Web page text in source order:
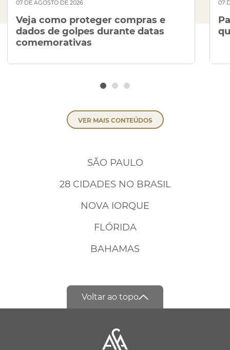
07 DE AGOSTO DE 2026
Veja como proteger compras e
dados de golpes durante datas
comemorativas
07
VER MAIS CONTEÚDOS
SÃO PAULO
28 CIDADES NO BRASIL
NOVA IORQUE
FLÓRIDA
BAHAMAS
Voltar ao topo